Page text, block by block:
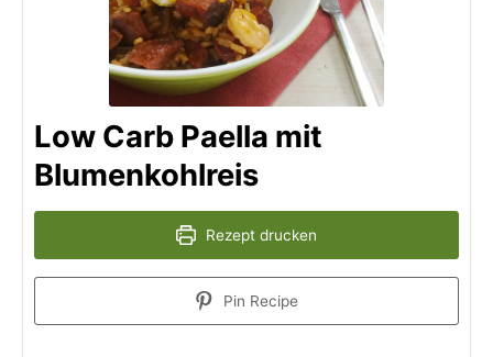
Low Carb Paella mit
Blumenkohlreis
Rezept drucken
Pin Recipe